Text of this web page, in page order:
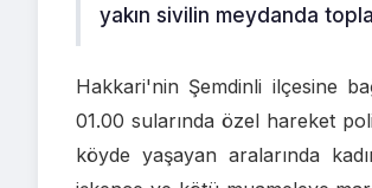
yakın sivilin meydanda
Hakkari'nin Şemdinli ilçesine
01.00 sularında özel hareket
köyde yaşayan aralarında